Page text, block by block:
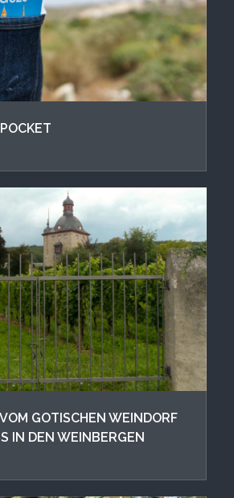
GOTISCHEN WEINDORF
IN DEN WEINBERGEN